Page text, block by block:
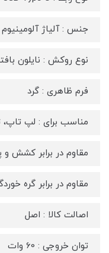
جنس : آلیاژ آلومینیوم
نوع روکش : نایلون
فرم ظاهری : گرد
مناسب برای : لپ تاپ،
مقاوم در برابر کشش و
مقاوم در برابر گره
اصالت کالا : اصل
توان خروجی : 60 وات